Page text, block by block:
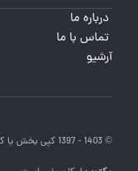
درباره ما
تماس با ما
آرشیو
© 1403 - 1397 کپی بخش یا کل هر کدام از مطالب